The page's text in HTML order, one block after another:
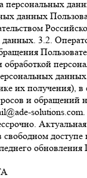
персональных
данных
3.2.
их получения), в
и обращений
доступе